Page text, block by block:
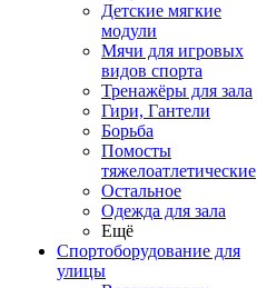
Детские мягкие
модули
Мячи для игровых
видов спорта
Тренажёры для зала
Гири, Гантели
Борьба
Помосты
тяжелоатлетические
Остальное
Одежда для зала
Ещё
Спортоборудование для
улицы